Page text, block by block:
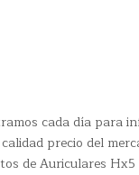
cada día para
precio del
de Auriculares